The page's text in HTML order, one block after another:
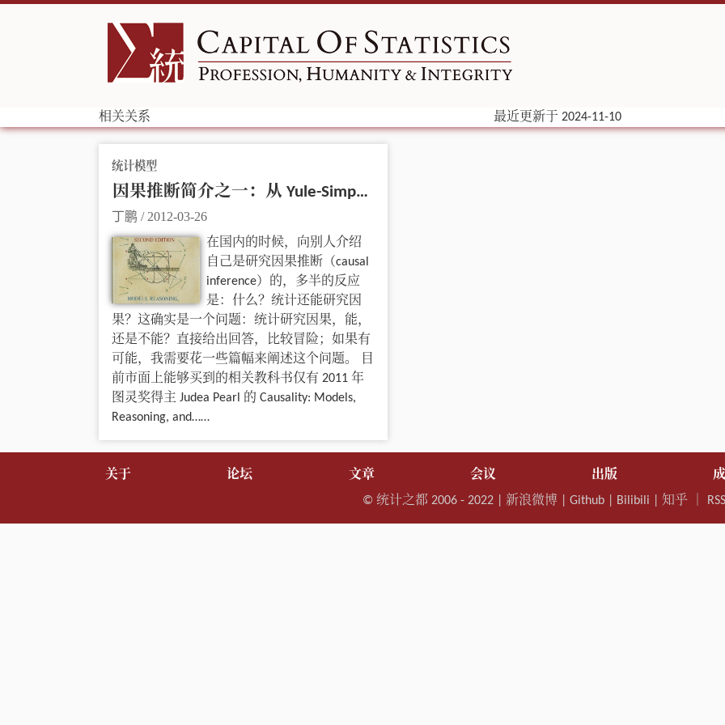
相关关系 最近更新于 2024-11-10
统计模型
因果推断简介之一：从 Yule-Simpson’s Paradox 讲起
丁鹏 / 2012-03-26
在国内的时候，向别人介绍
自己是研究因果推断（causal
inference）的，多半的反应
是：什么？统计还能研究因
果？这确实是一个问题：统计研究因果，能，
还是不能？直接给出回答，比较冒险；如果有
可能，我需要花一些篇幅来阐述这个问题。 目
前市面上能够买到的相关教科书仅有 2011 年
图灵奖得主 Judea Pearl 的 Causality: Models,
Reasoning, and……
关于 论坛 文章 会议 出版
© 统计之都 2006 - 2022 | 新浪微博 Github| Bilibili 知乎｜ RSS